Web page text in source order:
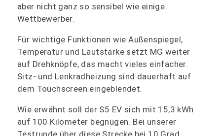
aber nicht ganz so sensibel wie einige
Wettbewerber.
Für wichtige Funktionen wie Außenspiegel,
Temperatur und Lautstärke setzt MG weiter
auf Drehknöpfe, das macht vieles einfacher.
Sitz- und Lenkradheizung sind dauerhaft auf
dem Touchscreen eingeblendet.
Wie erwähnt soll der S5 EV sich mit 15,3 kWh
auf 100 Kilometer begnügen. Bei unserer